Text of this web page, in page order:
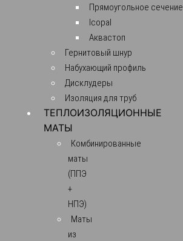
Прямоугольное сечение
Icopal
Аквастоп
Гернитовый шнур
Набухающий профиль
Дисклудеры
Изоляция для труб
ТЕПЛОИЗОЛЯЦИОННЫЕ
МАТЫ
Комбинированные
маты
(ППЭ
+
НПЭ)
Маты
из